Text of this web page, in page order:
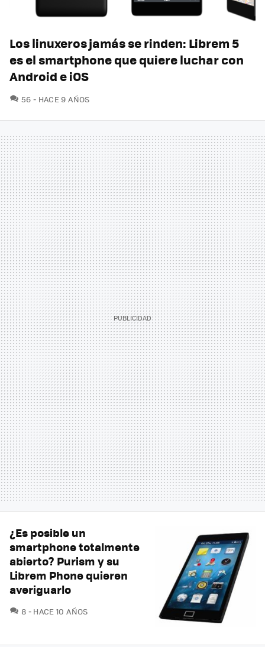
Los linuxeros jamás se rinden: Librem 5
es el smartphone que quiere luchar con
Android e iOS
56 COMENTARIOS
HACE 9 AÑOS
¿Es posible un
smartphone totalmente
abierto? Purism y su
Librem Phone quieren
averiguarlo
8 COMENTARIOS
HACE 10 AÑOS